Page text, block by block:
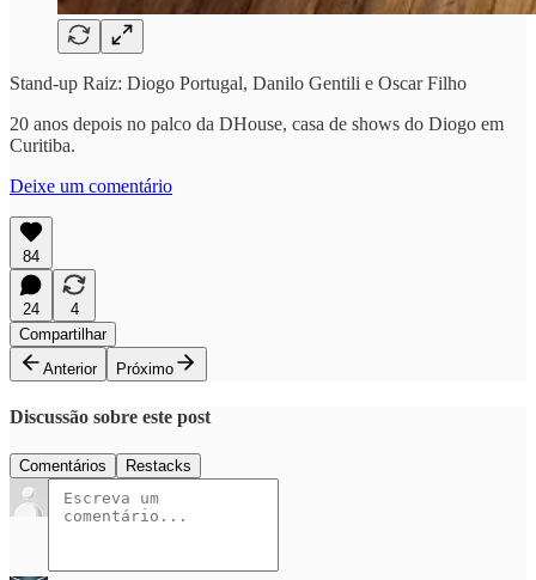
Stand-up Raiz: Diogo Portugal, Danilo Gentili e Oscar Filho
20 anos depois no palco da DHouse, casa de shows do Diogo em
Curitiba.
Deixe um comentário
84
24
4
Compartilhar
Anterior
Próximo
Discussão sobre este post
Comentários Restacks